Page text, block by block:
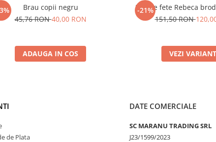
Brau copii negru
45,76 RON40,00 RON
ADAUGA IN COS
-21%
Rochie fete Rebeca
151,50 RON
VEZI
de Plata
DATE COMERCIALE
SC MARANU TRADING SRL
J23/1599/2023